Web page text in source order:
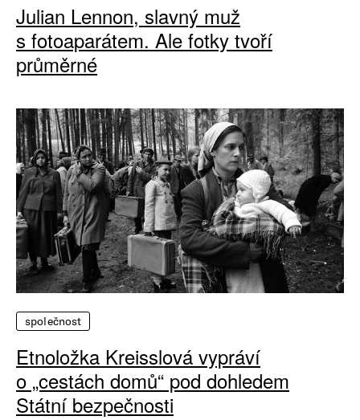
Julian Lennon, slavný muž
s fotoaparátem. Ale fotky tvoří
průměrné
společnost
Etnoložka Kreisslová vypráví
o „cestách domů“ pod dohledem
Státní bezpečnosti